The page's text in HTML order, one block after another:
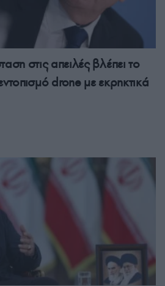
στις απειλές βλέπει το
drone με εκρηκτικά